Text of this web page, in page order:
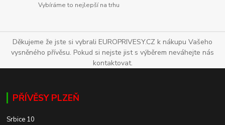
Vybíráme to nejlepší na trhu
Děkujeme že jste si vybrali EUROPRIVESY.CZ k nákupu Vašeho
vysněného přívěsu. Pokud si nejste jist s výběrem neváhejte nás
kontaktovat.
PŘÍVĚSY PLZEŇ
Srbice 10